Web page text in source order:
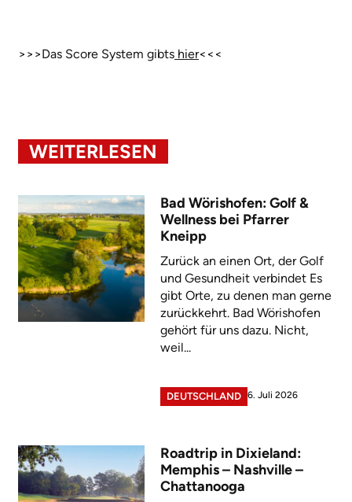
>>>Das Score System gibts hier<<<
WEITERLESEN
Bad Wörishofen: Golf &
Wellness bei Pfarrer
Kneipp
Zurück an einen Ort, der Golf
und Gesundheit verbindet Es
gibt Orte, zu denen man gerne
zurückkehrt. Bad Wörishofen
gehört für uns dazu. Nicht,
weil...
DEUTSCHLAND 6. Juli 2026
Roadtrip in Dixieland:
Memphis – Nashville –
Chattanooga